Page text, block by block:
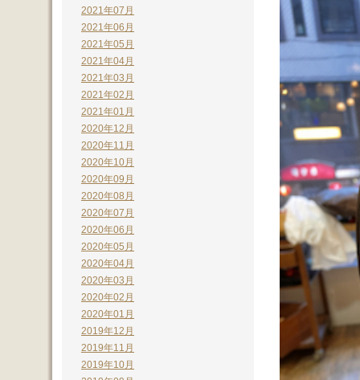
2021年07月
2021年06月
2021年05月
2021年04月
2021年03月
2021年02月
2021年01月
2020年12月
2020年11月
2020年10月
2020年09月
2020年08月
2020年07月
2020年06月
2020年05月
2020年04月
2020年03月
2020年02月
2020年01月
2019年12月
2019年11月
2019年10月